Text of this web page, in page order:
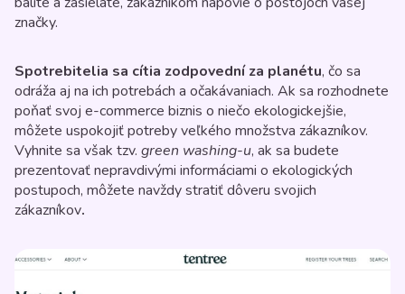
značky.
Spotrebitelia sa cítia zodpovední za planétu, čo sa
odráža aj na ich potrebách a očakávaniach. Ak sa rozhodnete
poňať svoj e-commerce biznis o niečo ekologickejšie,
môžete uspokojiť potreby veľkého množstva zákazníkov.
Vyhnite sa však tzv. green washing-u, ak sa budete
prezentovať nepravdivými informáciami o ekologických
postupoch, môžete navždy stratiť dôveru svojich
zákazníkov.